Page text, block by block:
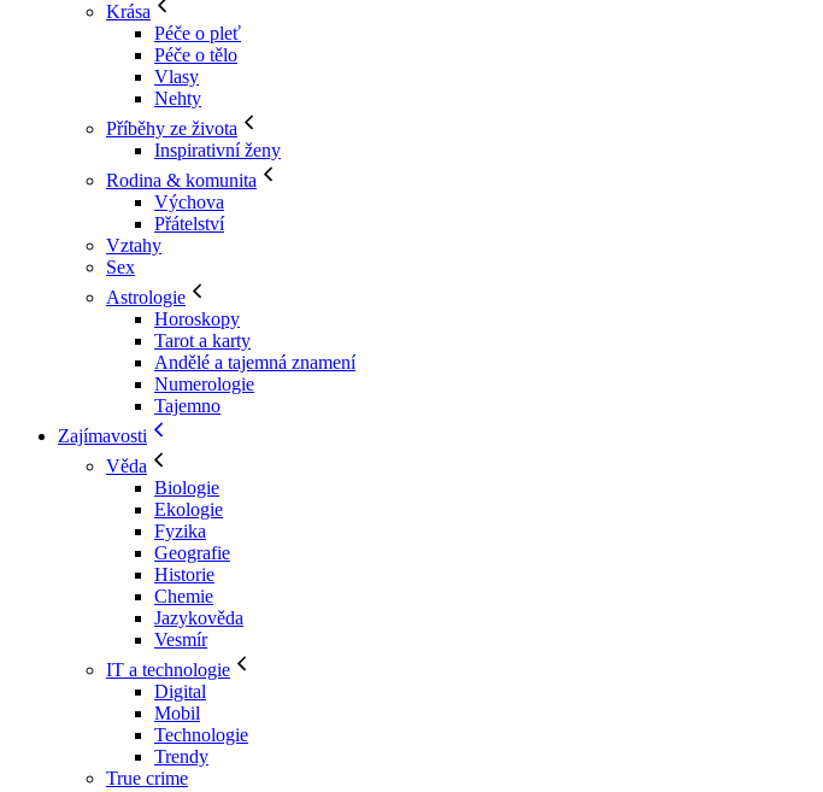
Krása
Péče o pleť
Péče o tělo
Vlasy
Nehty
Příběhy ze života
Inspirativní ženy
Rodina & komunita
Výchova
Přátelství
Vztahy
Sex
Astrologie
Horoskopy
Tarot a karty
Andělé a tajemná znamení
Numerologie
Tajemno
Zajímavosti
Věda
Biologie
Ekologie
Fyzika
Geografie
Historie
Chemie
Jazykověda
Vesmír
IT a technologie
Digital
Mobil
Technologie
Trendy
True crime